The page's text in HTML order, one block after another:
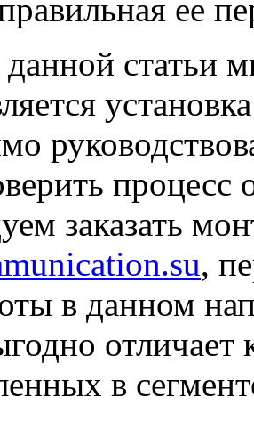
ее
статьи
заказать
,
в данном
в